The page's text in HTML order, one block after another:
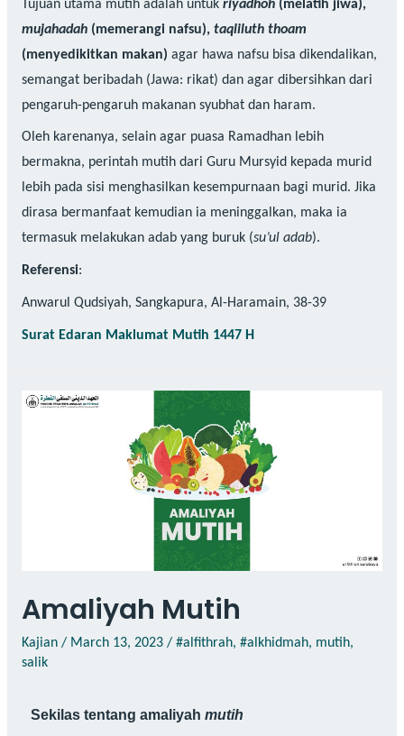
Tujuan utama mutih adalah untuk riyadhoh(melatih jiwa),
mujahadah(memerangi nafsu), taqliluth thoam
(menyedikitkan makan) agar hawa nafsu bisa dikendalikan,
semangat beribadah (Jawa: rikat) dan agar dibersihkan dari
pengaruh-pengaruh makanan syubhat dan haram.
Oleh karenanya, selain agar puasa Ramadhan lebih
bermakna, perintah mutih dari Guru Mursyid kepada murid
lebih pada sisi menghasilkan kesempurnaan bagi murid. Jika
dirasa bermanfaat kemudian ia meninggalkan, maka ia
termasuk melakukan adab yang buruk (su’ul adab).
Referensi:
Anwarul Qudsiyah, Sangkapura, Al-Haramain, 38-39
Surat Edaran Maklumat Mutih 1447 H
Amaliyah Mutih
Kajian/ March 13, 2023/ #alfithrah, #alkhidmah, mutih,
salik
Sekilas tentang amaliyah mutih